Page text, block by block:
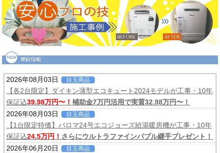
2026年08月03日 目玉商品
【各2台限定】ダイキン薄型エコキュート2024モデルが工事・10年
保証込39.98万円〜！ 補助金7万円活用で実質32.98万円〜！
2026年08月03日
目玉商品
【1台限定特価】パロマ24号エコジョーズ給湯暖房機が工事・10年
保証込24.5万円！ さらにウルトラファインバブル継手プレゼント！
2026年06月20日
目玉商品